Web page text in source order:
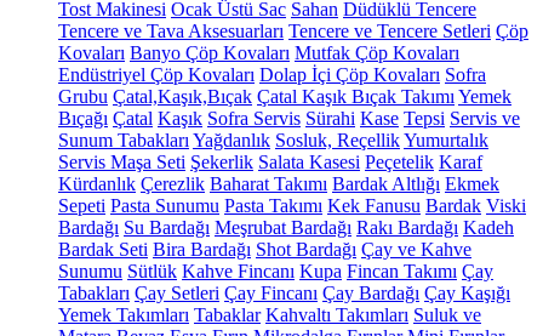
Tost Makinesi Ocak Üstü Sac Sahan Düdüklü Tencere
Tencere ve Tava Aksesuarları Tencere ve Tencere Setleri Çöp
Kovaları Banyo Çöp Kovaları Mutfak Çöp Kovaları
Endüstriyel Çöp Kovaları Dolap İçi Çöp Kovaları Sofra
Grubu Çatal,Kaşık,Bıçak Çatal Kaşık Bıçak Takımı Yemek
Bıçağı Çatal Kaşık Sofra Servis Sürahi Kase Tepsi Servis ve
Sunum Tabakları Yağdanlık Sosluk, ReçellikYumurtalık
Servis Maşa Seti Şekerlik Salata Kasesi Peçetelik Karaf
Kürdanlık Çerezlik Baharat Takımı Bardak Altlığı Ekmek
Sepeti Pasta Sunumu Pasta Takımı Kek Fanusu Bardak Viski
Bardağı Su Bardağı Meşrubat Bardağı Rakı Bardağı Kadeh
Bardak Seti Bira Bardağı Shot Bardağı Çay ve Kahve
Sunumu Sütlük Kahve Fincanı Kupa Fincan Takımı Çay
Tabakları Çay Setleri Çay Fincanı Çay Bardağı Çay Kaşığı
Yemek Takımları Tabaklar Kahvaltı Takımları Suluk ve